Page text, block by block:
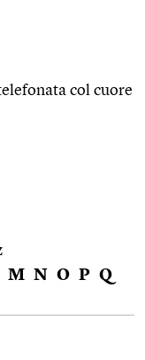
col cuore
M N O P Q